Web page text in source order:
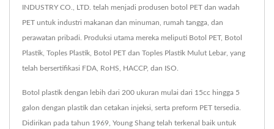
INDUSTRY CO., LTD. telah menjadi produsen botol PET dan wadah
PET untuk industri makanan dan minuman, rumah tangga, dan
perawatan pribadi. Produksi utama mereka meliputi Botol PET, Botol
Plastik, Toples Plastik, Botol PET dan Toples Plastik Mulut Lebar, yang
telah bersertifikasi FDA, RoHS, HACCP, dan ISO.
Botol plastik dengan lebih dari 200 ukuran mulai dari 15cc hingga 5
galon dengan plastik dan cetakan injeksi, serta preform PET tersedia.
Didirikan pada tahun 1969, Young Shang telah terkenal baik untuk